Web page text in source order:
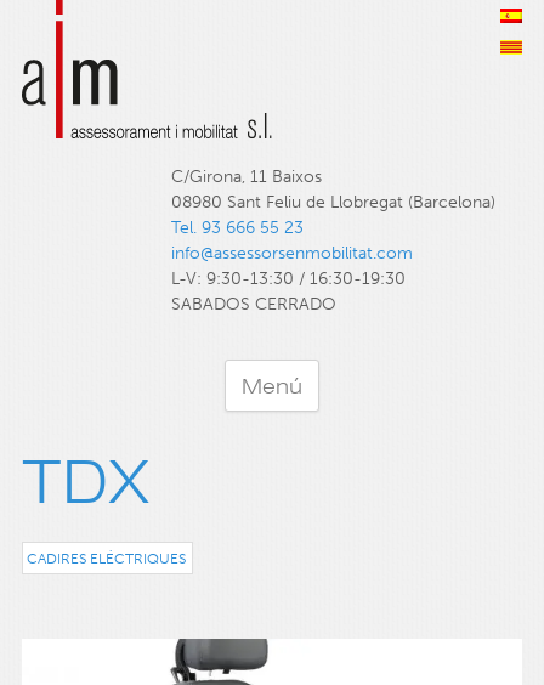
C/Girona, 11 Baixos
08980 Sant Feliu de Llobregat (Barcelona)
Tel. 93 666 55 23
info@assessorsenmobilitat.com
L-V: 9:30-13:30 / 16:30-19:30
SABADOS CERRADO
Menú
TDX
CADIRES ELÉCTRIQUES